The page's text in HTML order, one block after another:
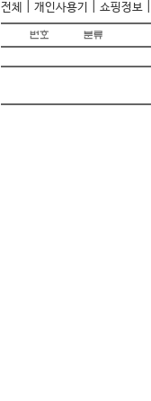
전체 개인사용기 쇼핑정보